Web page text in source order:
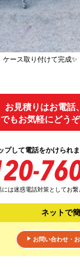
ケース取り付けて完成✨
お見積りはお電話
もお気軽にどうぞ
プして電話をかけられま
は迷惑電話対策としてお
ネットで
▶ お問い合わせ・